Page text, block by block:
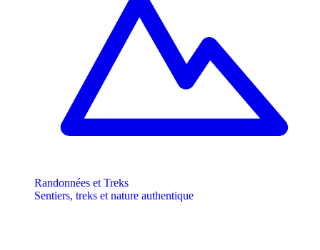
Randonnées et Treks
Sentiers, treks et nature authentique